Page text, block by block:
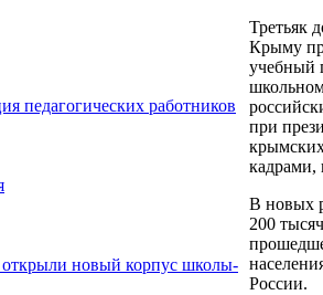
педагогических работников
новый корпус школы-
Третьяк
Крыму
учебный
при
кадрами,
В новых
200
России.